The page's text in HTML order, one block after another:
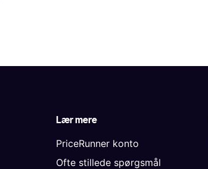
Lær mere
PriceRunner konto
Ofte stillede spørgsmål